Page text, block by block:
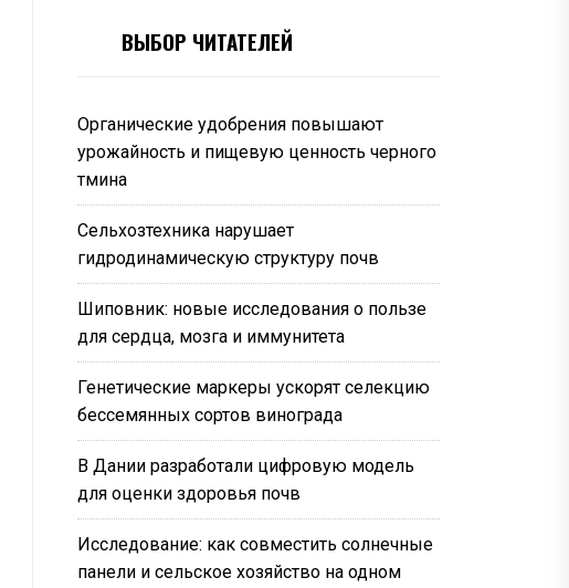
ВЫБОР ЧИТАТЕЛЕЙ
Органические удобрения повышают
урожайность и пищевую ценность черного
тмина
Сельхозтехника нарушает
гидродинамическую структуру почв
Шиповник: новые исследования о пользе
для сердца, мозга и иммунитета
Генетические маркеры ускорят селекцию
бессемянных сортов винограда
В Дании разработали цифровую модель
для оценки здоровья почв
Исследование: как совместить солнечные
панели и сельское хозяйство на одном